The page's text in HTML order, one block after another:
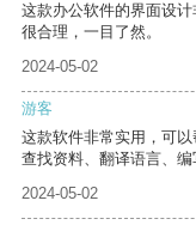
这款办公软件的界面设
很合理，一目了然。
2024-05-02
游客
这款软件非常实用，可
查找资料、翻译语言、编
2024-05-02